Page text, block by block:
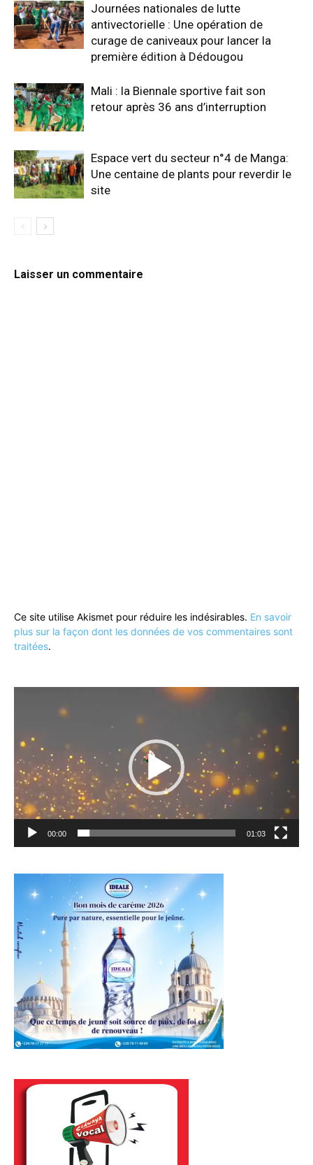
Journées nationales de lutte
antivectorielle : Une opération de
curage de caniveaux pour lancer la
première édition à Dédougou
Mali : la Biennale sportive fait son
retour après 36 ans d’interruption
Espace vert du secteur n°4 de Manga:
Une centaine de plants pour reverdir le
site
Laisser un commentaire
Ce site utilise Akismet pour réduire les indésirables. En savoir
plus sur la façon dont les données de vos commentaires sont
traitées.
00:00 01:03